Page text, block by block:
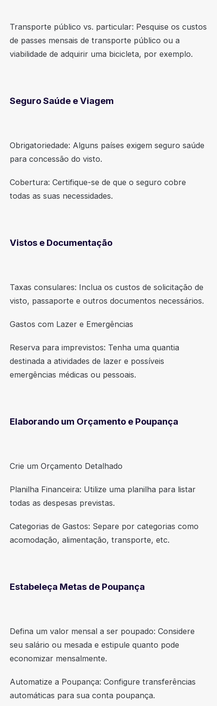
Transporte público vs. particular: Pesquise os custos
de passes mensais de transporte público ou a
viabilidade de adquirir uma bicicleta, por exemplo.
Seguro Saúde e Viagem
Obrigatoriedade: Alguns países exigem seguro saúde
para concessão do visto.
Cobertura: Certifique-se de que o seguro cobre
todas as suas necessidades.
Vistos e Documentação
Taxas consulares: Inclua os custos de solicitação de
visto, passaporte e outros documentos necessários.
Gastos com Lazer e Emergências
Reserva para imprevistos: Tenha uma quantia
destinada a atividades de lazer e possíveis
emergências médicas ou pessoais.
Elaborando um Orçamento e Poupança
Crie um Orçamento Detalhado
Planilha Financeira: Utilize uma planilha para listar
todas as despesas previstas.
Categorias de Gastos: Separe por categorias como
acomodação, alimentação, transporte, etc.
Estabeleça Metas de Poupança
Defina um valor mensal a ser poupado: Considere
seu salário ou mesada e estipule quanto pode
economizar mensalmente.
Automatize a Poupança: Configure transferências
automáticas para sua conta poupança.